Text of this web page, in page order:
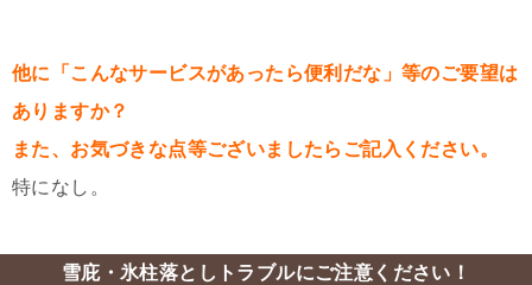
他に「こんなサービスがあったら便利だな」等のご要望は
ありますか？
また、お気づきな点等ございましたらご記入ください。
特になし。
雪庇・氷柱落としトラブルにご注意ください！